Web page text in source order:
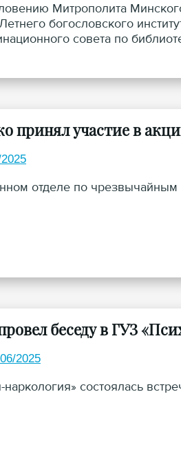
Митрополита
богословского
совета по
принял участие в
отделе по чрезвычайным
беседу в ГУЗ
2025
состоялась